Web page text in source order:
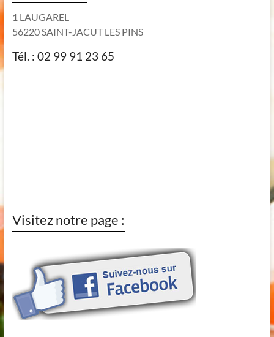
1 LAUGAREL
56220 SAINT-JACUT LES PINS
Tél. : 02 99 91 23 65
Visitez notre page :